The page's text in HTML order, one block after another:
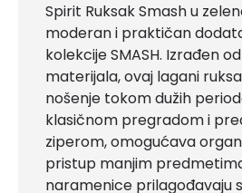
Spirit Ruksak Smash u
moderan i praktičan
kolekcije SMASH. Izrađen
materijala, ovaj lagani
nošenje tokom dužih
klasičnom pregradom i
ziperom, omogućava
pristup manjim
naramenice prilagođavaju